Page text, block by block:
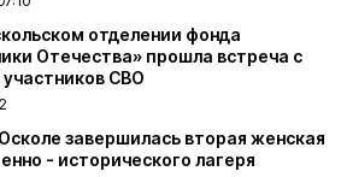
отделении фонда
Отечества» прошла встреча с
СВО
завершилась вторая женская
- исторического лагеря